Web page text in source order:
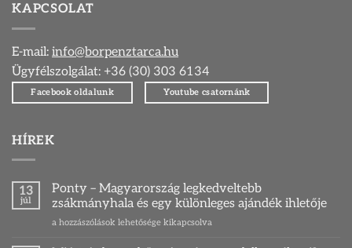
KAPCSOLAT
E-mail: info@borpenztarca.hu
Ügyfélszolgálat: +36 (30) 303 6134
Facebook oldalunk Youtube csatornánk
HÍREK
13
júl
Ponty – Magyarország legkedveltebb
zsákmányhala és egy különleges ajándék ihletője
Ponty
a hozzászólások lehetősége kikapcsolva